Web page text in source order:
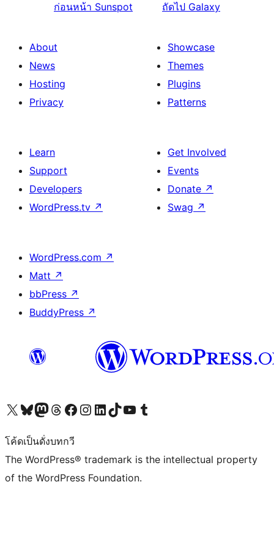
ก่อนหน้า Sunspot ถัดไป Galaxy
About
News
Hosting
Privacy
Showcase
Themes
Plugins
Patterns
Learn
Support
Developers
WordPress.tv ↗
Get Involved
Events
Donate ↗
Swag ↗
WordPress.com ↗
Matt ↗
bbPress ↗
BuddyPress ↗
Visit our X (formerly Twitter) account
Visit our Bluesky account
Visit our Mastodon account
Visit our Threads account
Visit our Facebook page
Visit our Instagram account
Visit our LinkedIn account
Visit our TikTok account
Visit our YouTube channel
Visit our Tumblr account
โค้ดเป็นดั่งบทกวี
The WordPress® trademark is the intellectual property
of the WordPress Foundation.